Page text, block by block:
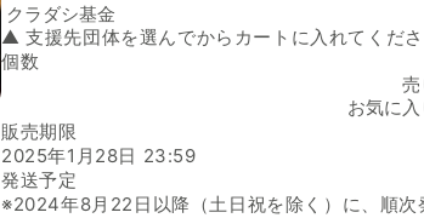
▲ 支援先団体を選んでからカートに入れてくだ
個数「国産黒毛和牛A5等級 切り落とし すき焼き・しゃぶ
売
お気に
販売期限
2025年1月28日 23:59
発送予定
※2024年8月22日以降（土日祝を除く）に、順